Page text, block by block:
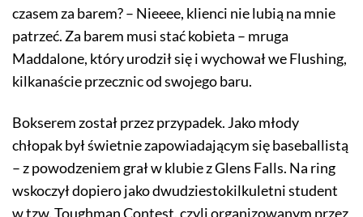
czasem za barem? – Nieeee, klienci nie lubią na mnie
patrzeć. Za barem musi stać kobieta – mruga
Maddalone, który urodził się i wychował we Flushing,
kilkanaście przecznic od swojego baru.
Bokserem został przez przypadek. Jako młody
chłopak był świetnie zapowiadającym się baseballistą
– z powodzeniem grał w klubie z Glens Falls. Na ring
wskoczył dopiero jako dwudziestokilkuletni student
w tzw. Toughman Contest, czyli organizowanym przez